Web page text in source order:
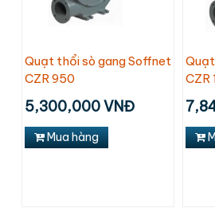
Quạt thổi sò gang Soffnet
CZR 950
5,300,000 VNĐ
Mua hàng
CZR